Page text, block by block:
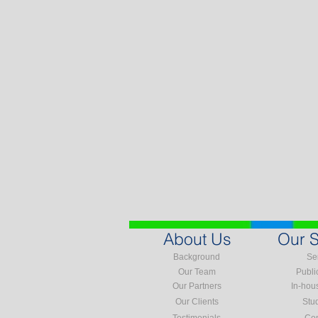
About Us
Background
Our Team
Our Partners
Our Clients
Our
In-